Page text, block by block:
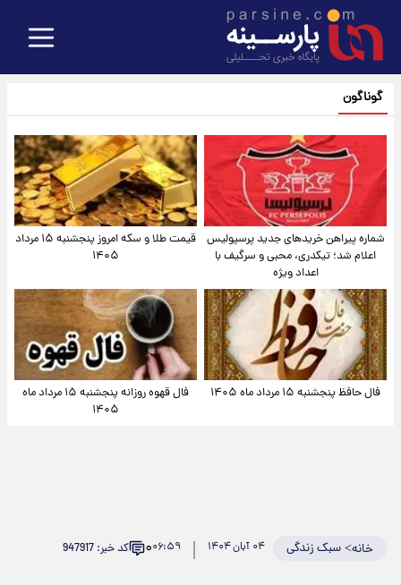
گوناگون
شماره پیراهن خریدهای جدید پرسپولیس
اعلام شد؛ تیکدری، محبی و سرگیف با
اعداد ویژه
قیمت طلا و سکه امروز پنجشنبه ۱۵ مرداد
۱۴۰۵
فال حافظ پنجشنبه ۱۵ مرداد ماه ۱۴۰۵
فال قهوه روزانه پنجشنبه ۱۵ مرداد ماه
۱۴۰۵
خانه>سبک زندگی ۰۴ آبان ۱۴۰۴ ۰۶:۵۹۰ کد خبر: 947917